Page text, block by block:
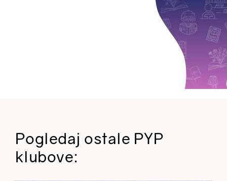
Pogledaj ostale PYP
klubove: